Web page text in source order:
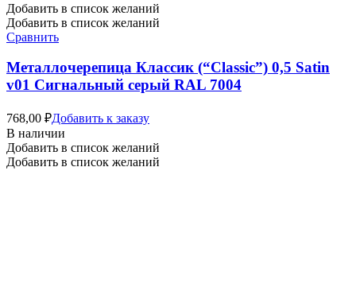
Добавить в список желаний
Добавить в список желаний
Сравнить
Металлочерепица Классик (“Classic”) 0,5 Satin
v01 Сигнальный серый RAL 7004
768,00 ₽Добавить к заказу
В наличии
Добавить в список желаний
Добавить в список желаний